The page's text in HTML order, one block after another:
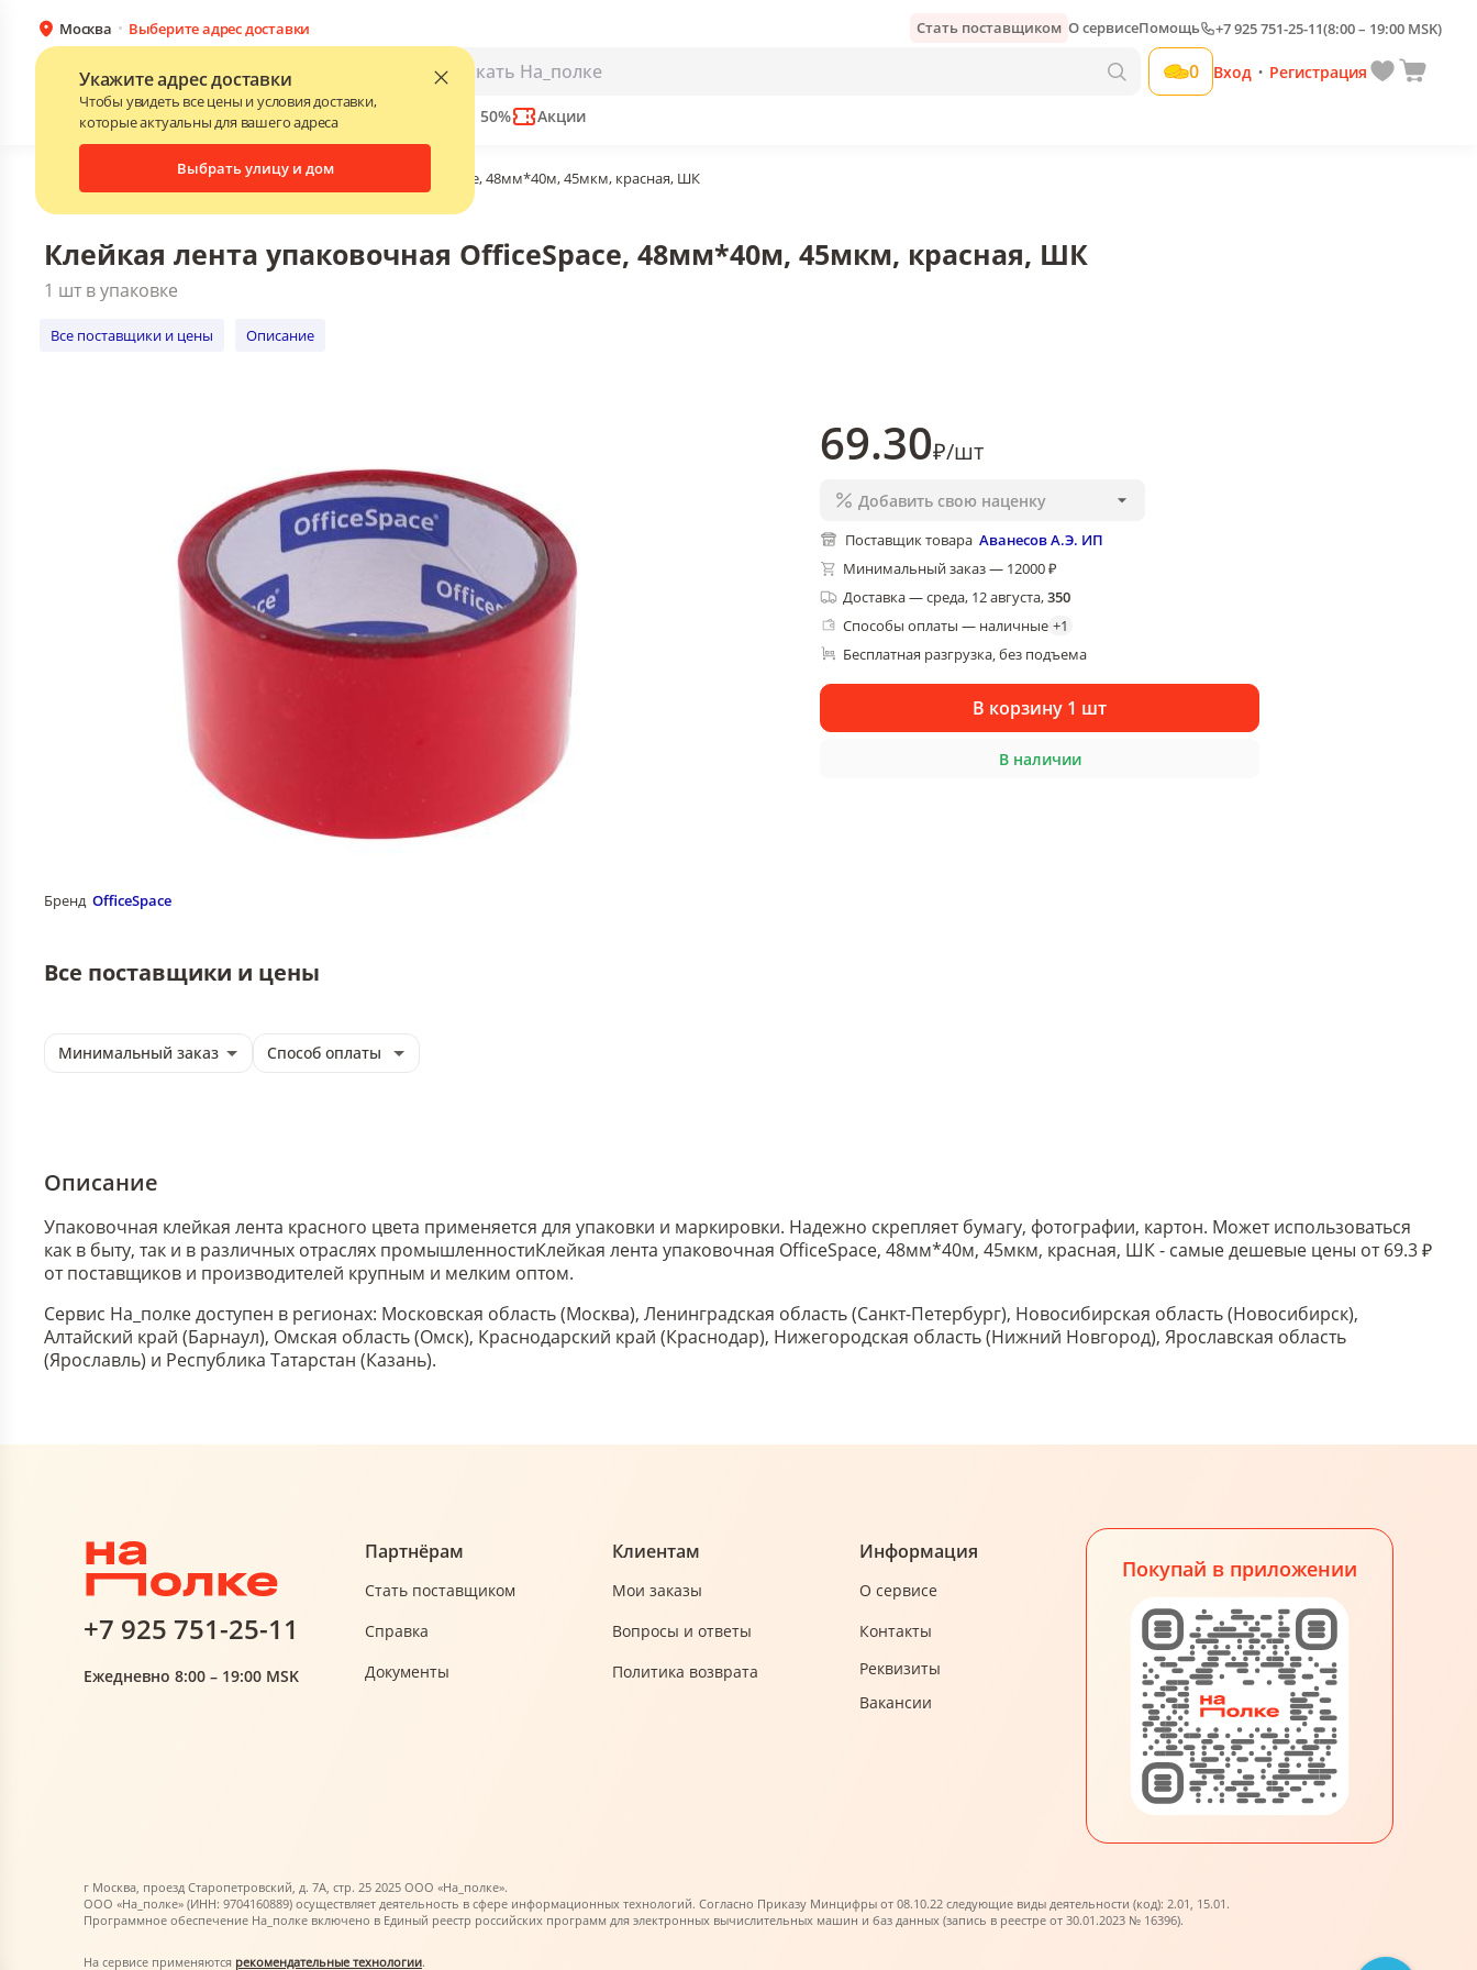
Москва Выберите адрес доставки
Укажите адрес доставки
Чтобы увидеть все цены и условия доставки,
которые актуальны для вашего адреса
Выбрать улицу и дом
Стать поставщиком О сервисеПомощь +7 925 751-25-11(8:00 – 19:00 MSK)
Каталог 0 Вход • Регистрация
БрендыПрайс-листы поставщиков Скидки до 50% Акции
Каталог • Клейкая лента упаковочная OfficeSpace, 48мм*40м, 45мкм, красная, ШК
Клейкая лента упаковочная OfficeSpace, 48мм*40м, 45мкм, красная, ШК
Все поставщики и цены Описание
Добавить свою наценку
Клейкая лента упаковочная OfficeSpace, 48мм*40м, 45мкм, красная, ШК
1 шт в упаковке
Все поставщики и цены Описание
Бренд OfficeSpace
69.30₽/шт
Добавить свою наценку
Поставщик товара Аванесов А.Э. ИП
Минимальный заказ — 12000 ₽
Доставка—среда, 12 августа,350
Способы оплаты — наличные +1
Бесплатная разгрузка, без подъема
В корзину 1 шт
В наличии
Все поставщики и цены
Минимальный заказ Способ оплаты
Описание
Упаковочная клейкая лента красного цвета применяется для упаковки и маркировки. Надежно скрепляет бумагу, фотографии, картон. Может использоваться
как в быту, так и в различных отраслях промышленностиКлейкая лента упаковочная OfficeSpace, 48мм*40м, 45мкм, красная, ШК - самые дешевые цены от 69.3 ₽
от поставщиков и производителей крупным и мелким оптом.
Сервис На_полке доступен в регионах: Московская область (Москва), Ленинградская область (Санкт-Петербург), Новосибирская область (Новосибирск),
Алтайский край (Барнаул), Омская область (Омск), Краснодарский край (Краснодар), Нижегородская область (Нижний Новгород), Ярославская область
(Ярославль) и Республика Татарстан (Казань).
+7 925 751-25-11
Ежедневно 8:00 – 19:00 MSK
Партнёрам
Стать поставщиком
Справка
Документы
Клиентам
Мои заказы
Вопросы и ответы
Политика возврата
Информация
О сервисе
Контакты
Реквизиты
Вакансии
Покупай в приложении
г Москва, проезд Старопетровский, д. 7А, стр. 25 2025 ООО «На_полке».
ООО «На_полке» (ИНН: 9704160889) осуществляет деятельность в сфере информационных технологий. Согласно Приказу Минцифры от 08.10.22 следующие виды деятельности (код): 2.01, 15.01.
Программное обеспечение На_полке включено в Единый реестр российских программ для электронных вычислительных машин и баз данных (запись в реестре от 30.01.2023 № 16396).
На сервисе применяются рекомендательные технологии.